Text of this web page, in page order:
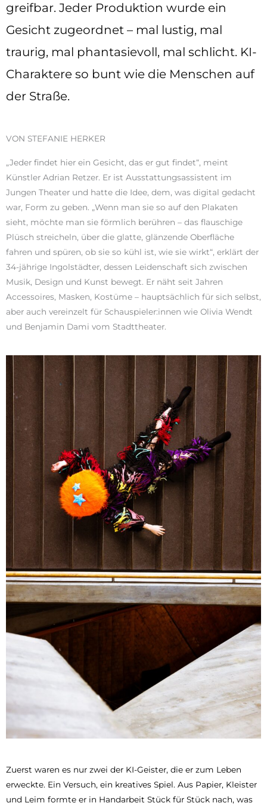
greifbar. Jeder Produktion wurde ein
Gesicht zugeordnet – mal lustig, mal
traurig, mal phantasievoll, mal schlicht. KI-
Charaktere so bunt wie die Menschen auf
der Straße.
VON STEFANIE HERKER
„Jeder findet hier ein Gesicht, das er gut findet“, meint
Künstler Adrian Retzer. Er ist Ausstattungsassistent im
Jungen Theater und hatte die Idee, dem, was digital gedacht
war, Form zu geben. „Wenn man sie so auf den Plakaten
sieht, möchte man sie förmlich berühren – das flauschige
Plüsch streicheln, über die glatte, glänzende Oberfläche
fahren und spüren, ob sie so kühl ist, wie sie wirkt“, erklärt der
34-jährige Ingolstädter, dessen Leidenschaft sich zwischen
Musik, Design und Kunst bewegt. Er näht seit Jahren
Accessoires, Masken, Kostüme – hauptsächlich für sich selbst,
aber auch vereinzelt für Schauspieler:innen wie Olivia Wendt
und Benjamin Dami vom Stadttheater.
Zuerst waren es nur zwei der KI-Geister, die er zum Leben
erweckte. Ein Versuch, ein kreatives Spiel. Aus Papier, Kleister
und Leim formte er in Handarbeit Stück für Stück nach, was